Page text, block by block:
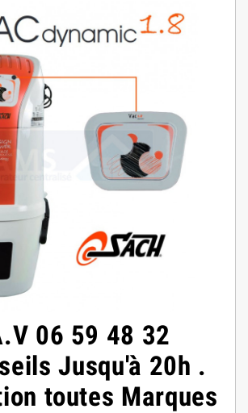
06 59 48 32
Jusqu'à 20h .
toutes Marques